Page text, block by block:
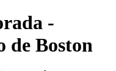
-
de Boston